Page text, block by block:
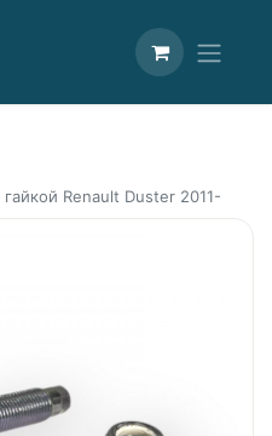
Renault Duster 2011-